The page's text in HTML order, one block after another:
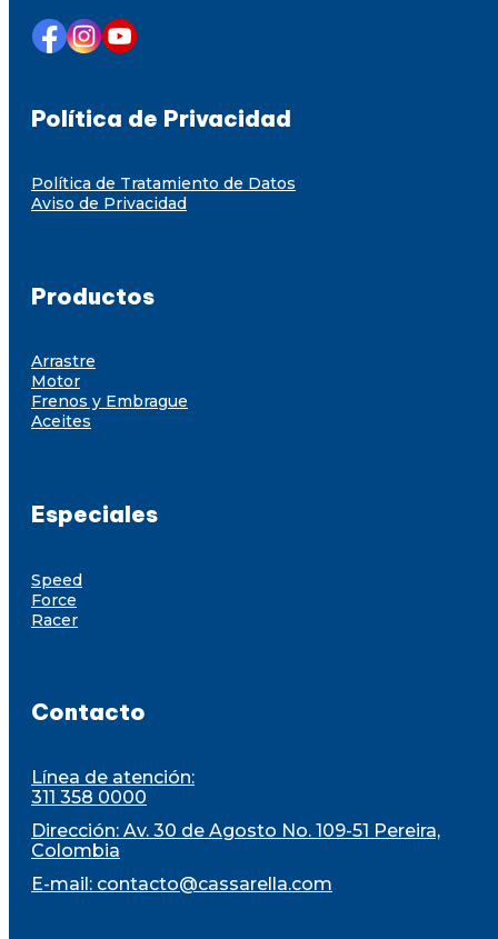
Política de Privacidad
Política de Tratamiento de Datos
Aviso de Privacidad
Productos
Arrastre
Motor
Frenos y Embrague
Aceites
Especiales
Speed
Force
Racer
Contacto
Línea de atención:
311 358 0000
Dirección: Av. 30 de Agosto No. 109-51 Pereira,
Colombia
E-mail: contacto@cassarella.com